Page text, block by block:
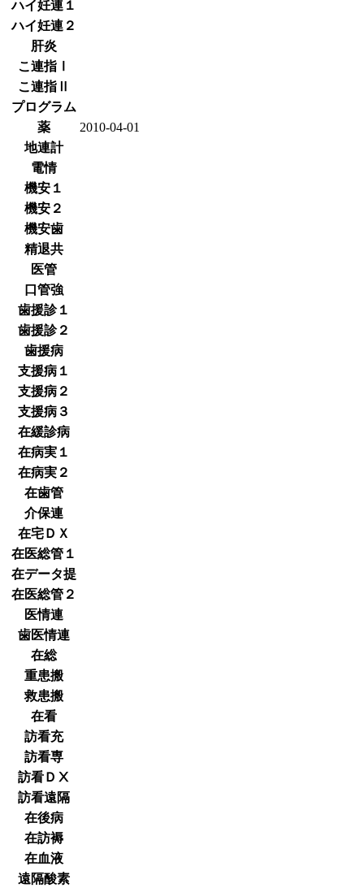
ハイ妊連１
ハイ妊連２
肝炎
こ連指Ⅰ
こ連指Ⅱ
プログラム
薬
2010-04-01
地連計
電情
機安１
機安２
機安歯
精退共
医管
口管強
歯援診１
歯援診２
歯援病
支援病１
支援病２
支援病３
在緩診病
在病実１
在病実２
在歯管
介保連
在宅ＤＸ
在医総管１
在データ提
在医総管２
医情連
歯医情連
在総
重患搬
救患搬
在看
訪看充
訪看専
訪看ＤⅩ
訪看遠隔
在後病
在訪褥
在血液
遠隔酸素